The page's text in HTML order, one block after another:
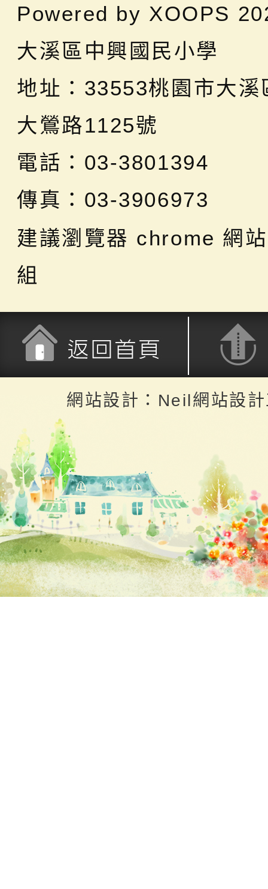
Powered by XOOPS
大溪區中興國民小學
地址： 33553桃園市大溪
大鶯路1125號
電話：03-3801394
傳真：03-3906973
建議瀏覽器 chrome 網
組
返回頂端
網站設計：Neil網站設